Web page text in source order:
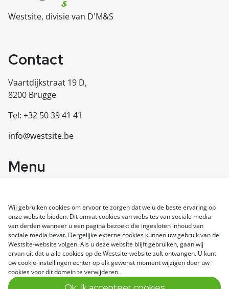
Westsite, divisie van D'M&S
Contact
Vaartdijkstraat 19 D,
8200 Brugge
Tel: +32 50 39 41 41
info@westsite.be
Menu
Over ons
Contacteer ons
© 2024 Westsite
All rights reserved
Disclaimer
Wij gebruiken cookies om ervoor te zorgen dat we u de beste ervaring op
onze website bieden. Dit omvat cookies van websites van sociale media
van derden wanneer u een pagina bezoekt die ingesloten inhoud van
sociale media bevat. Dergelijke externe cookies kunnen uw gebruik van de
Westsite-website volgen. Als u deze website blijft gebruiken, gaan wij
ervan uit dat u alle cookies op de Westsite-website zult ontvangen. U kunt
uw cookie-instellingen echter op elk gewenst moment wijzigen door uw
cookies voor dit domein te verwijderen.